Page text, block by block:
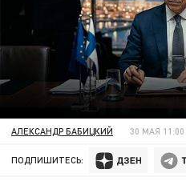
АЛЕКСАНДР БАБИЦКИЙ 30 МАЯ 11:00
ПОДПИШИТЕСЬ: